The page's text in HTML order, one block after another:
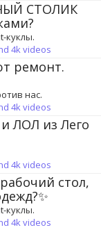
СТОЛИК
куклы.
4k videos
ремонт.
нас.
4k videos
ЛОЛ из Лего
4k videos
стол,
куклы.
4k videos